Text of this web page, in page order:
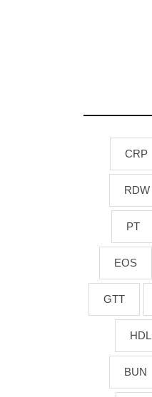
CRP
RDW
PT
EOS
GTT
HDL
BUN